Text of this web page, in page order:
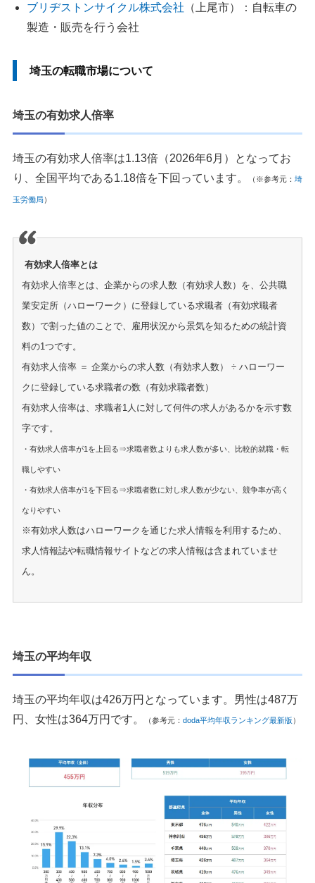
5.勤務地と通勤時間は応募前に確認する
執筆者・監修者のmotoについて
ブリヂストンサイクル株式会社 （上尾市）：自転車の
製造・販売を行う会社
埼玉の転職市場について
埼玉の有効求人倍率
埼玉の有効求人倍率は1.13倍（2026年6月）となってお
り、全国平均である1.18倍を下回っています。
（※参考元： 埼
玉労働局）
有効求人倍率とは
有効求人倍率とは、企業からの求人数（有効求人数）を、公共職
業安定所（ハローワーク）に登録している求職者（有効求職者
数）で割った値のことで、雇用状況から景気を知るための統計資
料の1つです。
有効求人倍率 ＝ 企業からの求人数（有効求人数） ÷ ハローワー
クに登録している求職者の数（有効求職者数）
有効求人倍率は、求職者1人に対して何件の求人があるかを示す数
字です。
・有効求人倍率が1を上回る⇒求職者数よりも求人数が多い、比較的就職・転
職しやすい
・有効求人倍率が1を下回る⇒求職者数に対し求人数が少ない、競争率が高く
なりやすい
※有効求人数はハローワークを通じた求人情報を利用するため、
求人情報誌や転職情報サイトなどの求人情報は含まれていませ
ん。
埼玉の平均年収
埼玉の平均年収は426万円となっています。男性は487万
円、女性は364万円です。
（参考元： doda平均年収ランキング最新版 ）